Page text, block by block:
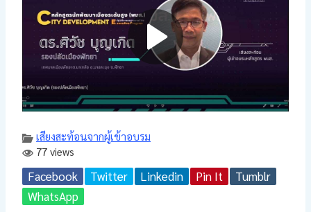
เสียงสะท้อนจากผู้เข้าอบรม
77 views
Facebook Twitter Linkedin Pin It
Tumblr
WhatsApp